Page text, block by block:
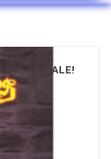
SALE!